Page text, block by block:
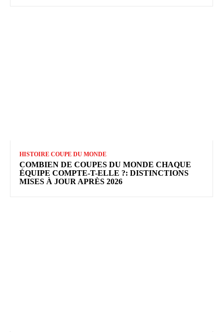
HISTOIRE COUPE DU MONDE
COMBIEN DE COUPES DU MONDE CHAQUE
ÉQUIPE COMPTE-T-ELLE ?: DISTINCTIONS
MISES À JOUR APRÈS 2026